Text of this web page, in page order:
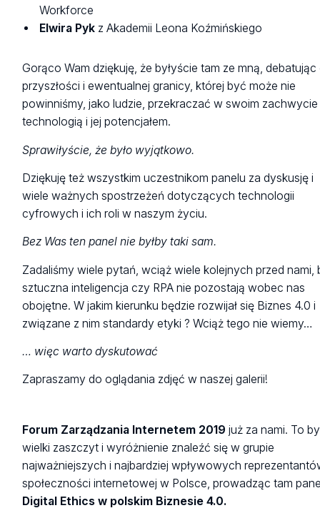
Workforce
Elwira Pyk z Akademii Leona Koźmińskiego
Gorąco Wam dziękuję, że byłyście tam ze mną, debatując
przyszłości i ewentualnej granicy, której być może nie
powinniśmy, jako ludzie, przekraczać w swoim
technologią i jej potencjałem.
Sprawiłyście, że było wyjątkowo.
Dziękuję też wszystkim uczestnikom panelu za dyskusję i
wiele ważnych spostrzeżeń dotyczących technologii
cyfrowych i ich roli w naszym życiu.
Bez Was ten panel nie byłby taki sam.
Zadaliśmy wiele pytań, wciąż wiele kolejnych przed nami,
sztuczna inteligencja czy RPA nie pozostają wobec nas
obojętne. W jakim kierunku będzie rozwijał się Biznes 4.0 i
związane z nim standardy etyki ? Wciąż tego nie wiemy…
… więc warto dyskutować
Zapraszamy do oglądania zdjęć w naszej galerii!
Forum Zarządzania Internetem 2019 już za nami. To
wielki zaszczyt i wyróżnienie znaleźć się w grupie
najważniejszych i najbardziej wpływowych
społeczności internetowej w Polsce, prowadząc tam
Digital Ethics w polskim Biznesie 4.0.